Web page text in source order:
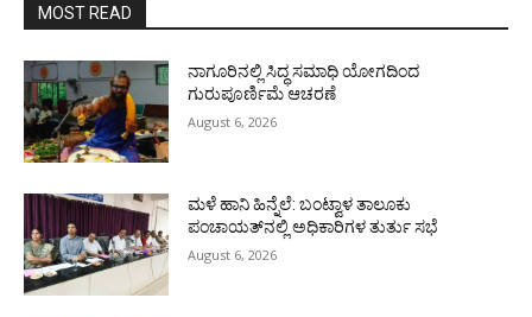
MOST READ
ನಾಗೂರಿನಲ್ಲಿ ಸಿದ್ಧ ಸಮಾಧಿ ಯೋಗದಿಂದ
ಗುರುಪೂರ್ಣಿಮೆ ಆಚರಣೆ
August 6, 2026
ಮಳೆ ಹಾನಿ ಹಿನ್ನೆಲೆ: ಬಂಟ್ವಾಳ ತಾಲೂಕು
ಪಂಚಾಯತ್‌ನಲ್ಲಿ ಅಧಿಕಾರಿಗಳ ತುರ್ತು ಸಭೆ
August 6, 2026